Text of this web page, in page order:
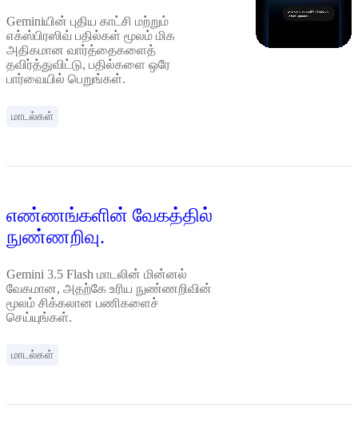
Geminiயின் புதிய காட்சி மற்றும்
எக்ஸ்பிரஸிவ் பதில்கள் மூலம் மிக
அதிகமான வார்த்தைகளைத்
தவிர்த்துவிட்டு, பதில்களை ஒரே
பார்வையில் பெறுங்கள்.
மாடல்கள்
எண்ணங்களின் வேகத்தில்
நுண்ணறிவு.
Gemini 3.5 Flash மாடலின் மின்னல்
வேகமான, அதற்கே உரிய நுண்ணறிவின்
மூலம் சிக்கலான பணிகளைச்
செய்யுங்கள்.
மாடல்கள்